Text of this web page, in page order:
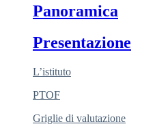
Panoramica
Presentazione
L’istituto
PTOF
Griglie di valutazione